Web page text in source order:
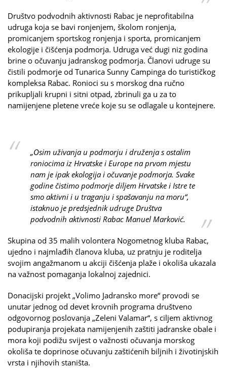
Društvo podvodnih aktivnosti Rabac je neprofitabilna
udruga koja se bavi ronjenjem, školom ronjenja,
promicanjem sportskog ronjenja i sporta, promicanjem
ekologije i čišćenja podmorja. Udruga već dugi niz godina
brine o očuvanju jadranskog podmorja. Članovi udruge su
čistili podmorje od Tunarica Sunny Campinga do turističkog
kompleksa Rabac. Ronioci su s morskog dna ručno
prikupljali krupni i sitni otpad, zbrinuli ga u za to
namijenjene pletene vreće koje su se odlagale u kontejnere.
„Osim uživanja u podmorju i druženja s ostalim
roniocima iz Hrvatske i Europe na prvom mjestu
nam je ipak ekologija i očuvanje podmorja. Svake
godine čistimo podmorje diljem Hrvatske i Istre te
smo aktivni i u traganju i spašavanju na moru“,
istaknuo je predsjednik udruge Društva
podvodnih aktivnosti Rabac Manuel Marković.
Skupina od 35 malih volontera Nogometnog kluba Rabac,
ujedno i najmlađih članova kluba, uz pratnju je roditelja
svojim angažmanom u akciji čišćenja plaže i okoliša ukazala
na važnost pomaganja lokalnoj zajednici.
Donacijski projekt „Volimo Jadransko more“ provodi se
unutar jednog od devet krovnih programa društveno
odgovornog poslovanja „Zeleni Valamar“, s ciljem aktivnog
podupiranja projekata namijenjenih zaštiti jadranske obale i
mora koji podižu svijest o važnosti očuvanja morskog
okoliša te doprinose očuvanju zaštićenih biljnih i životinjskih
vrsta i njihovih staništa.